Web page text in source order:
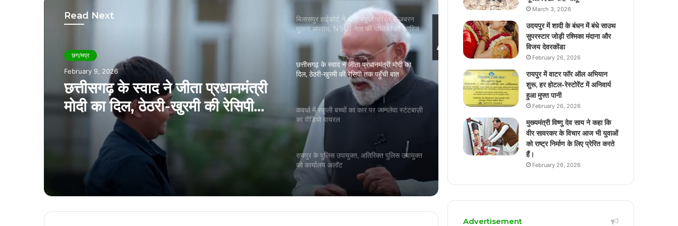
Read Next
छग/मप्र
February 6, 2026
कवर्धा में स्कूली बच्चों का कार पर
जानलेवा स्टंटबाज़ी का वीडियो वायरल
छत्तीसगढ़ के स्वाद ने जीता प्रधानमंत्री मोदी का
दिल, ठेठरी-खुरमी की रेसिपी तक पहुँची बात
कवर्धा में स्कूली बच्चों का कार पर जानलेवा स्टंटबाज़ी
का वीडियो वायरल
रायपुर के पुलिस उपायुक्त, अतिरिक्त पुलिस उपायुक्त
को कार्यालय अलॉट
रायपुर में सनी लियोनी के कार्यक्रम का विरोध, बजरंग
दल ने जताई आपत्ति..
रायपुर स्थित निवास पर दिया गया हिंदी का सर्वोच्च
March 3, 2026
उदयपुर में शादी के बंधन में बंधे साउथ
सुपरस्टार जोड़ी रश्मिका मंदाना और
विजय देवरकोंडा
February 26, 2026
रायपुर में वाटर फॉर ऑल अभियान
शुरू, हर होटल-रेस्टोरेंट में अनिवार्य
हुआ मुफ्त पानी
February 26, 2026
मुख्यमंत्री विष्णु देव साय ने कहा कि
वीर सावरकर के विचार आज भी युवाओं
को राष्ट्र निर्माण के लिए प्रेरित करते
हैं।
February 26, 2026
Advertisement